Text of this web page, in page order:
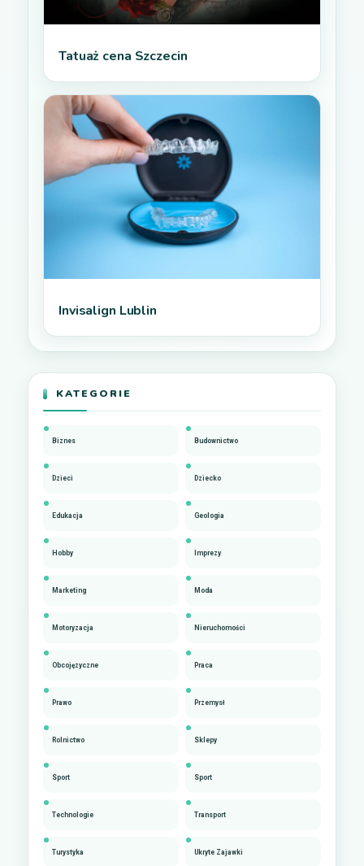
Tatuaż cena Szczecin
Invisalign Lublin
KATEGORIE
Biznes Budownictwo
Dzieci Dziecko
Edukacja Geologia
Hobby Imprezy
Marketing Moda
Motoryzacja Nieruchomości
Obcojęzyczne Praca
Prawo Przemysł
Rolnictwo Sklepy
Sport Sport
Technologie Transport
Turystyka Ukryte Zajawki